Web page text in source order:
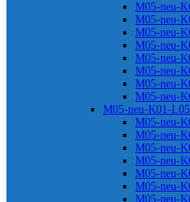
M05-neu-
M05-neu-
M05-neu-
M05-neu-
M05-neu-
M05-neu-
M05-neu-
M05-neu-
M05-neu-K01-
M05-neu-
M05-neu-
M05-neu-
M05-neu-
M05-neu-
M05-neu-
M05-neu-